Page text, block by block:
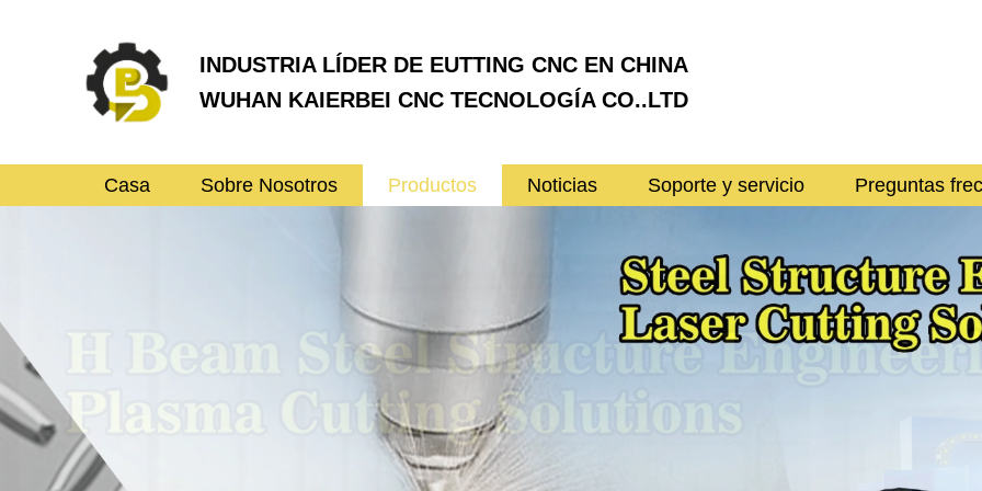
INDUSTRIA LÍDER DE EUTTING CNC EN CHINA
WUHAN KAIERBEI CNC TECNOLOGÍA CO..LTD
Casa Sobre Nosotros Productos Noticias Soporte y servicio Preguntas